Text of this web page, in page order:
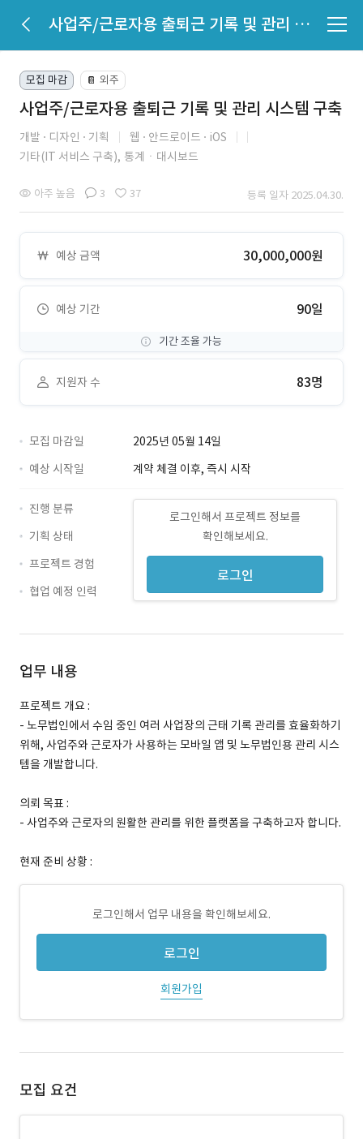
사업주/근로자용 출퇴근 기록 및 관리 시스템 구축
모집 마감 📔 외주
사업주/근로자용 출퇴근 기록 및 관리 시스템 구축
개발 디자인 기획 웹 안드로이드
iOS
기타(IT 서비스 구축), 통계ㆍ대시보드
아주 높음 3 37 등록 일자 2025.04.30.
예상 금액 30,000,000원
예상 기간 90일
기간 조율 가능
지원자 수 83명
모집 마감일
2025년 05월 14일
예상 시작일
계약 체결 이후, 즉시 시작
로그인해서 프로젝트 정보를
확인해보세요.
로그인
진행 분류
기획 상태
프로젝트 경험
협업 예정 인력
업무 내용
프로젝트 개요 :
- 노무법인에서 수임 중인 여러 사업장의 근태 기록 관리를 효율화하기
위해, 사업주와 근로자가 사용하는 모바일 앱 및 노무법인용 관리 시스
템을 개발합니다.
의뢰 목표 :
- 사업주와 근로자의 원활한 관리를 위한 플랫폼을 구축하고자 합니다.
현재 준비 상황 :
로그인해서 업무 내용을 확인해보세요.
로그인
회원가입
모집 요건